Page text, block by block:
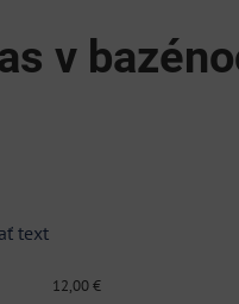
v
text
12,00 €